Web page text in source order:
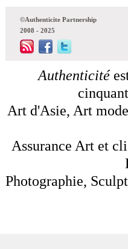
©Authenticite Partnership
2008 - 2025
Authenticité
Art d'Asie, Art
Assurance Art et
Photographie,